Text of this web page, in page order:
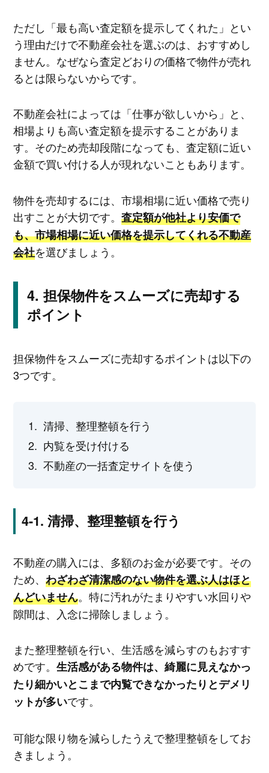
ただし「最も高い査定額を提示してくれた」とい
う理由だけで不動産会社を選ぶのは、おすすめし
ません。なぜなら査定どおりの価格で物件が売れ
るとは限らないからです。
不動産会社によっては「仕事が欲しいから」と、
相場よりも高い査定額を提示することがありま
す。そのため売却段階になっても、査定額に近い
金額で買い付ける人が現れないこともあります。
物件を売却するには、市場相場に近い価格で売り
出すことが大切です。 査定額が他社より安価で
も、市場相場に近い価格を提示してくれる不動産
会社を選びましょう。
担保物件をスムーズに売却する
ポイント
担保物件をスムーズに売却するポイントは以下の
3つです。
清掃、整理整頓を行う
内覧を受け付ける
不動産の一括査定サイトを使う
清掃、整理整頓を行う
不動産の購入には、多額のお金が必要です。その
ため、 わざわざ清潔感のない物件を選ぶ人はほと
んどいません。特に汚れがたまりやすい水回りや
隙間は、入念に掃除しましょう。
また整理整頓を行い、生活感を減らすのもおすす
めです。 生活感がある物件は、綺麗に見えなかっ
たり細かいとこまで内覧できなかったりとデメリ
ットが多いです。
可能な限り物を減らしたうえで整理整頓をしてお
きましょう。